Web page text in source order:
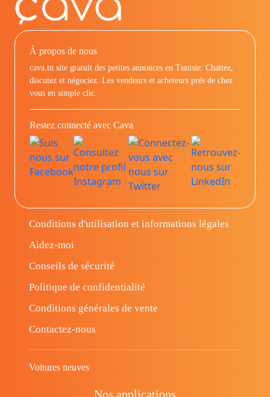
À propos de nous
cava.tn site gratuit des petites annonces en Tunisie: Chattez,
discutez et négociez. Les vendeurs et acheteurs prés de chez
vous en simple clic.
Restez connecté avec Cava
Conditions d'utilisation et informations légales
Aidez-moi
Conseils de sécurité
Politique de confidentialité
Conditions générales de vente
Contactez-nous
Voitures neuves
Nos applications